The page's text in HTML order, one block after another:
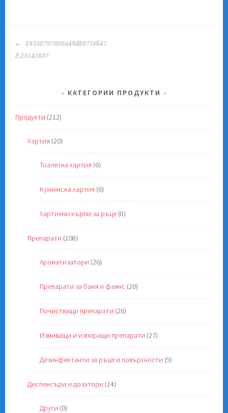
POST
NAVIGATION
19338797886a49db075eb47
8.23145607
КАТЕГОРИИ ПРОДУКТИ
Продукти (212)
Хартия (20)
Тоалетна хартия (6)
Кухненска хартия (6)
Хартиени кърпи за ръце (8)
Препарати (108)
Ароматизатори (26)
Препарати за баня и фаянс (20)
Почистващи препарати (26)
Измиващи и изпиращи препарати (27)
Дезинфектанти за ръце и повърхности (9)
Диспенсъри и дозатори (14)
Други (0)